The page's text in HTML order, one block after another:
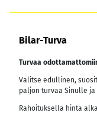
Bilar-Turva
Turvaa
Valitse edullinen,
paljon turvaa Sinulle
Rahoituksella hinta